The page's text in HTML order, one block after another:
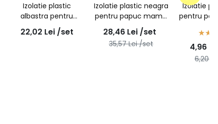
Izolatie plastic
albastra pentru
papuc mama neizolat
- 100buc/set
22,02 Lei /set
Izolatie plastic neagra
pentru papuc mama
neizolat cu opritor -
100buc/set
28,46 Lei /set
35,57Lei /set
Izolatie
pentru
poli -
4,96
6,20